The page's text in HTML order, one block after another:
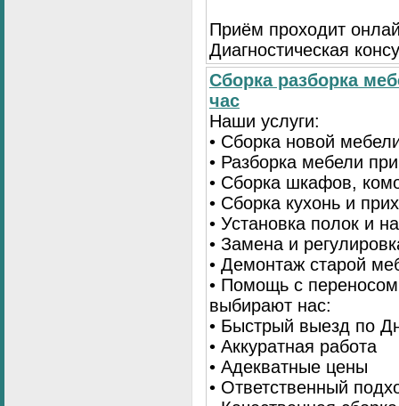
Приём проходит
Диагностическая
Сборка разборка
час
Наши услуги:
• Сборка новой
• Разборка мебели
• Сборка шкафов,
• Сборка кухонь и
• Установка полок и
• Замена и
• Демонтаж старой
• Помощь с
выбирают нас:
• Быстрый выезд по
• Аккуратная работа
• Адекватные цены
• Ответственный